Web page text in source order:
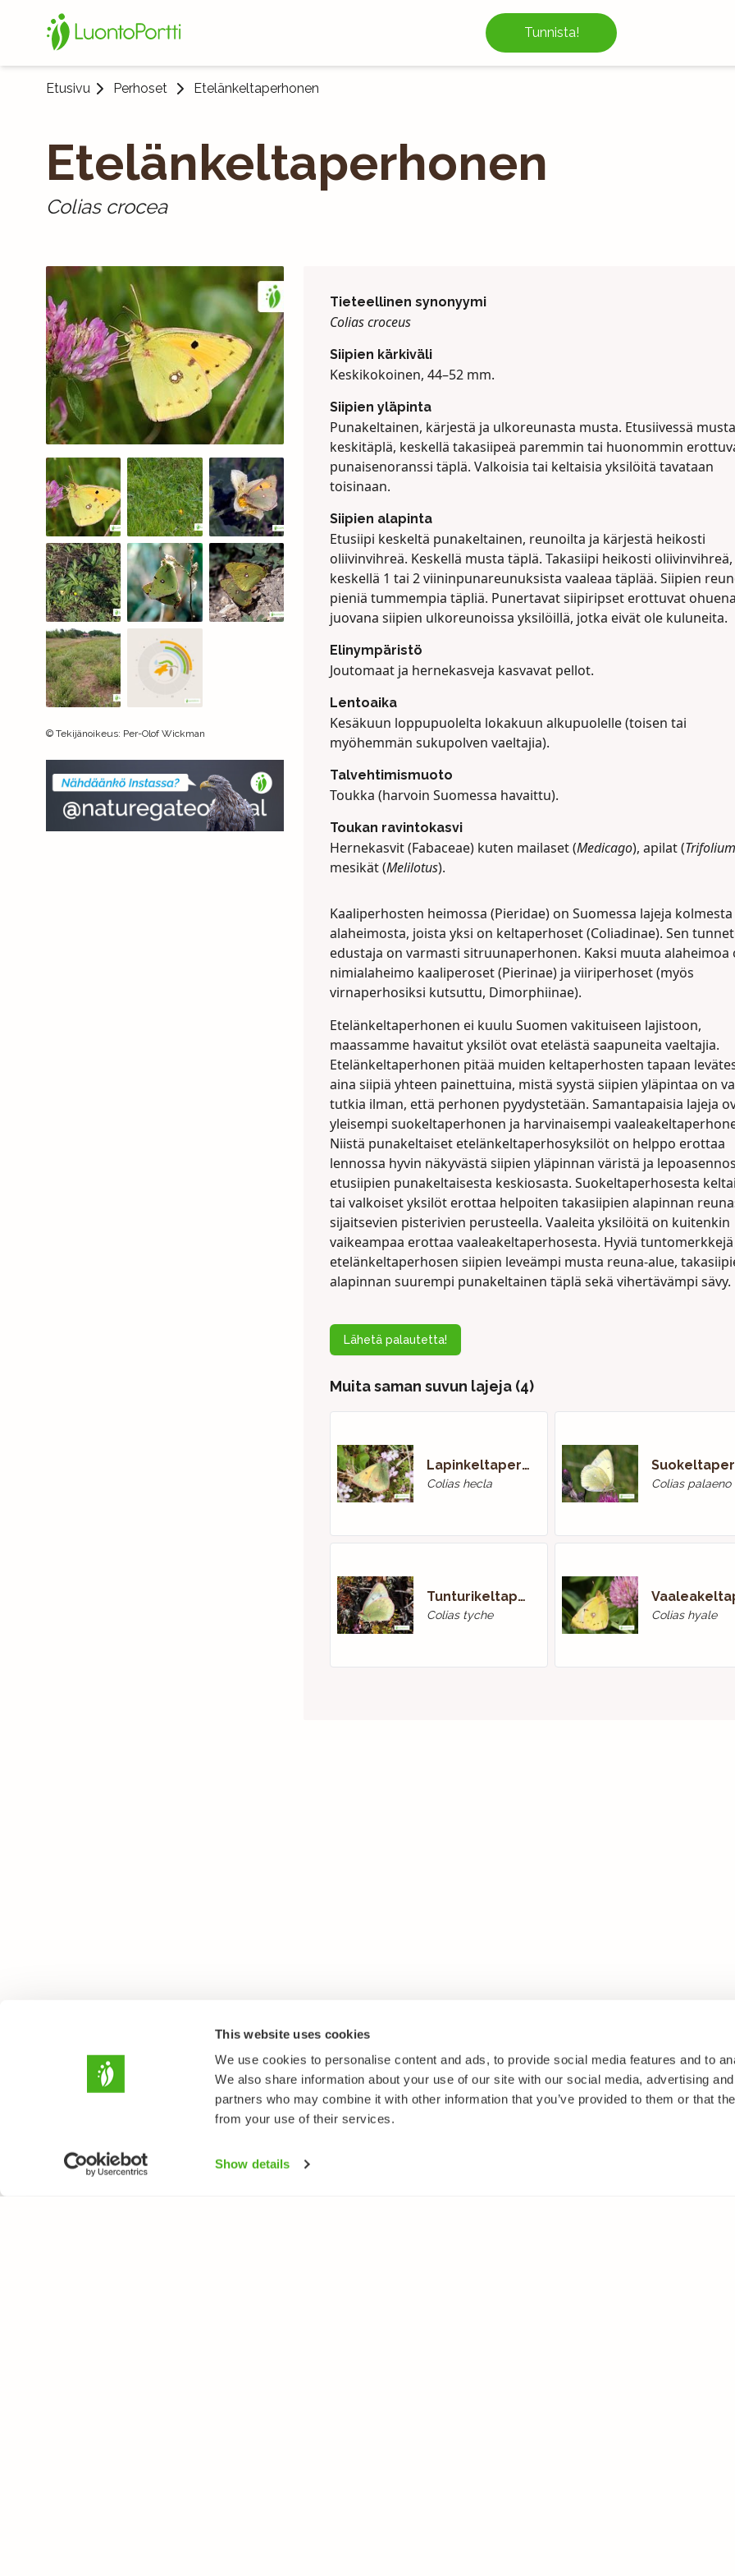
This website uses cookies
We use cookies to personalise content and ads, to provide social media features and to
We also share information about your use of our site with our social media, advertising
partners who may combine it with other information that you’ve provided to them or that
from your use of their services.
Show details
Tunnista!
Etusivu Perhoset Etelänkeltaperhonen
Etelänkeltaperhonen
Colias crocea
© Tekijänoikeus: Per-Olof Wickman
Tieteellinen synonyymi
Colias croceus
Siipien kärkiväli
Keskikokoinen, 44–52 mm.
Siipien yläpinta
Punakeltainen, kärjestä ja ulkoreunasta musta. Etusiivessä musta
keskitäplä, keskellä takasiipeä paremmin tai huonommin
punaisenoranssi täplä. Valkoisia tai keltaisia yksilöitä tavataan
toisinaan.
Siipien alapinta
Etusiipi keskeltä punakeltainen, reunoilta ja kärjestä heikosti
oliivinvihreä. Keskellä musta täplä. Takasiipi heikosti oliivinvihreä,
keskellä 1 tai 2 viininpunareunuksista vaaleaa täplää. Siipien
pieniä tummempia täpliä. Punertavat siipiripset erottuvat ohuena
juovana siipien ulkoreunoissa yksilöillä, jotka eivät ole kuluneita.
Elinympäristö
Joutomaat ja hernekasveja kasvavat pellot.
Lentoaika
Kesäkuun loppupuolelta lokakuun alkupuolelle (toisen tai
myöhemmän sukupolven vaeltajia).
Talvehtimismuoto
Toukka (harvoin Suomessa havaittu).
Toukan ravintokasvi
Hernekasvit (Fabaceae) kuten mailaset (Medicago), apilat (Trifolium
mesikät (Melilotus).
Kaaliperhosten heimossa (Pieridae) on Suomessa lajeja
alaheimosta, joista yksi on keltaperhoset (Coliadinae). Sen
edustaja on varmasti sitruunaperhonen. Kaksi muuta alaheimoa
nimialaheimo kaaliperoset (Pierinae) ja viiriperhoset (myös
virnaperhosiksi kutsuttu, Dimorphiinae).
Etelänkeltaperhonen ei kuulu Suomen vakituiseen lajistoon,
maassamme havaitut yksilöt ovat etelästä saapuneita vaeltajia.
Etelänkeltaperhonen pitää muiden keltaperhosten tapaan
aina siipiä yhteen painettuina, mistä syystä siipien yläpintaa on
tutkia ilman, että perhonen pyydystetään. Samantapaisia lajeja
yleisempi suokeltaperhonen ja harvinaisempi
Niistä punakeltaiset etelänkeltaperhosyksilöt on helppo erottaa
lennossa hyvin näkyvästä siipien yläpinnan väristä ja
etusiipien punakeltaisesta keskiosasta. Suokeltaperhosesta
tai valkoiset yksilöt erottaa helpoiten takasiipien alapinnan
sijaitsevien pisterivien perusteella. Vaaleita yksilöitä on kuitenkin
vaikeampaa erottaa vaaleakeltaperhosesta. Hyviä
etelänkeltaperhosen siipien leveämpi musta reuna-alue,
alapinnan suurempi punakeltainen täplä sekä vihertävämpi sävy.
Lähetä palautetta!
Muita saman suvun lajeja (4)
Lapinkeltaperhonen
Colias hecla Colias palaeno
Tunturikeltaperhonen
Colias tyche Colias hyale